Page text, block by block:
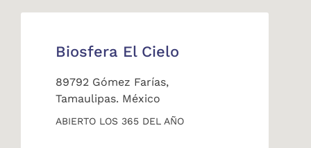
Biosfera El Cielo
89792 Gómez Farías,
Tamaulipas. México
ABIERTO LOS 365 DEL AÑO